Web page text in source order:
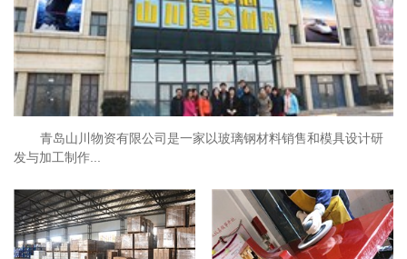
青岛山川物资有限公司是一家以玻璃钢材料销售和模具设计研
发与加工制作...